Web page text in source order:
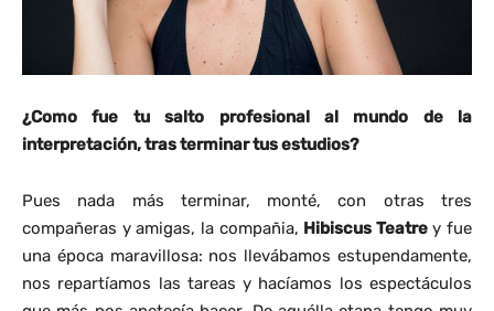
¿Como fue tu salto profesional al mundo de la
interpretación, tras terminar tus estudios?
Pues nada más terminar, monté, con otras tres
compañeras y amigas, la compañia, Hibiscus Teatrey fue
una época maravillosa: nos llevábamos estupendamente,
nos repartíamos las tareas y hacíamos los espectáculos